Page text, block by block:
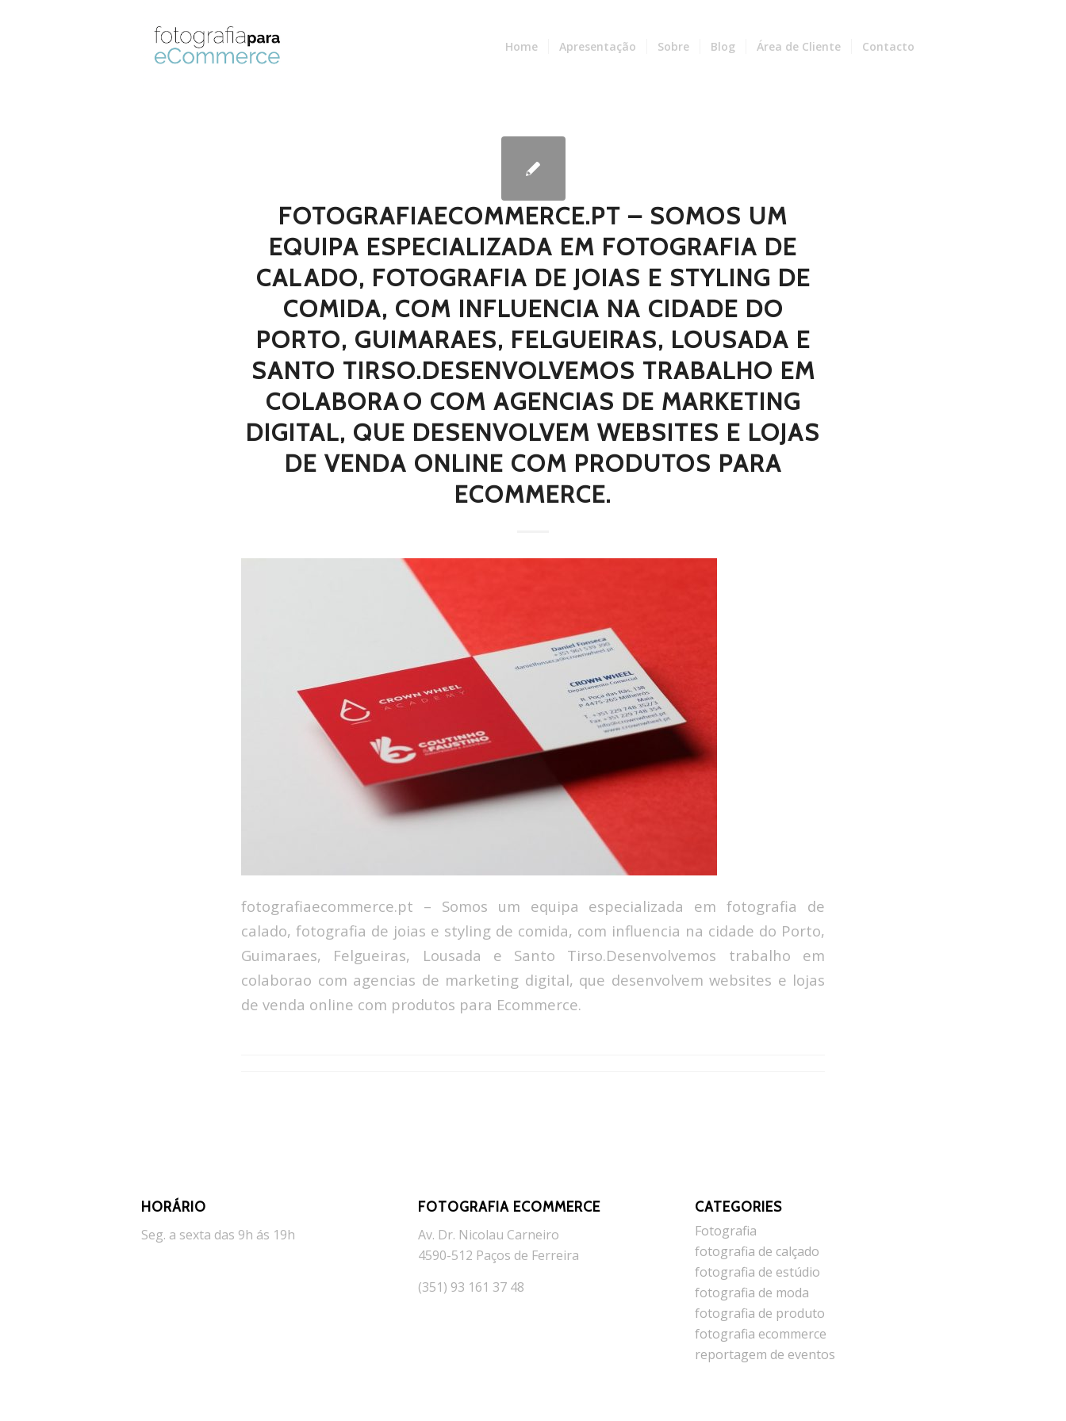
Home Apresentação Sobre Blog Área de Cliente Contacto
FOTOGRAFIAECOMMERCE.PT – SOMOS UM
EQUIPA ESPECIALIZADA EM FOTOGRAFIA DE
CALADO, FOTOGRAFIA DE JOIAS E STYLING DE
COMIDA, COM INFLUENCIA NA CIDADE DO
PORTO, GUIMARAES, FELGUEIRAS, LOUSADA E
SANTO TIRSO.DESENVOLVEMOS TRABALHO EM
COLABORAO COM AGENCIAS DE MARKETING
DIGITAL, QUE DESENVOLVEM WEBSITES E LOJAS
DE VENDA ONLINE COM PRODUTOS PARA
ECOMMERCE.
fotografiaecommerce.pt – Somos um equipa especializada em fotografia de
calado, fotografia de joias e styling de comida, com influencia na cidade do Porto,
Guimaraes, Felgueiras, Lousada e Santo Tirso.Desenvolvemos trabalho em
colaborao com agencias de marketing digital, que desenvolvem websites e lojas
de venda online com produtos para Ecommerce.
HORÁRIO
Seg. a sexta das 9h ás 19h
FOTOGRAFIA ECOMMERCE
Av. Dr. Nicolau Carneiro
4590-512 Paços de Ferreira
(351) 93 161 37 48
CATEGORIES
Fotografia
fotografia de calçado
fotografia de estúdio
fotografia de moda
fotografia de produto
fotografia ecommerce
reportagem de eventos